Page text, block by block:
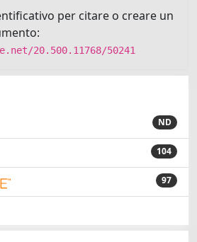
per citare o creare un
20.500.11768/50241
ND
104
97